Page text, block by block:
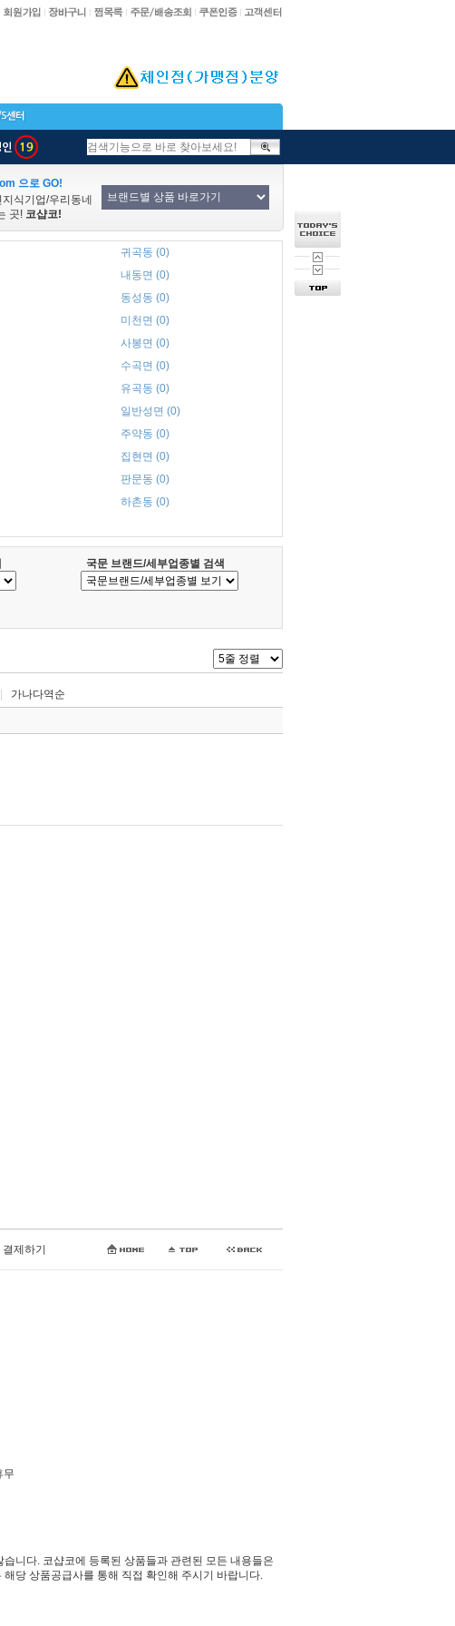
으로 GO!
식기업/우리동네
곳! 코샵코!
귀곡동 (0)
내동면 (0)
동성동 (0)
미천면 (0)
사봉면 (0)
수곡면 (0)
유곡동 (0)
일반성면 (0)
주약동 (0)
집현면 (0)
판문동 (0)
하촌동 (0)
국문 브랜드/세부업종별 검색
가나다역순
무
니다. 코샵코에 등록된 상품들과 관련된 모든 내용들은
당 상품공급사를 통해 직접 확인해 주시기 바랍니다.​